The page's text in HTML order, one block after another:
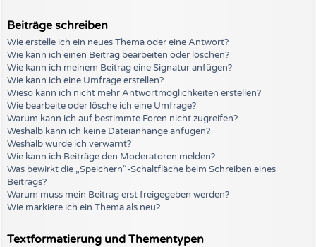
Beiträge schreiben
Wie erstelle ich ein neues Thema oder eine Antwort?
Wie kann ich einen Beitrag bearbeiten oder löschen?
Wie kann ich meinem Beitrag eine Signatur anfügen?
Wie kann ich eine Umfrage erstellen?
Wieso kann ich nicht mehr Antwortmöglichkeiten erstellen?
Wie bearbeite oder lösche ich eine Umfrage?
Warum kann ich auf bestimmte Foren nicht zugreifen?
Weshalb kann ich keine Dateianhänge anfügen?
Weshalb wurde ich verwarnt?
Wie kann ich Beiträge den Moderatoren melden?
Was bewirkt die „Speichern“-Schaltfläche beim Schreiben eines
Beitrags?
Warum muss mein Beitrag erst freigegeben werden?
Wie markiere ich ein Thema als neu?
Textformatierung und Thementypen